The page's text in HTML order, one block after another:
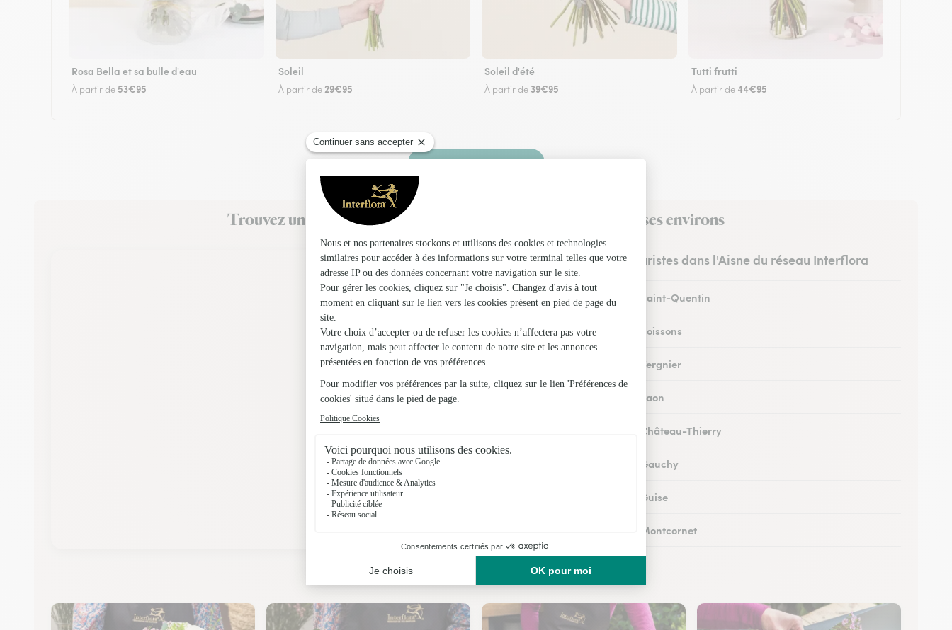
Rosa Bella et sa bulle d'eau
À partir de 53€95
Soleil
À partir de 29€95
Soleil d'été
À partir de 39€95
Tutti frutti
À partir de44€95
Faire livrer des fleurs
Trouvez un fleuriste Interflora à Villeneuve-sur-Aisne et dans ses environs
Les fleuristes dans l'Aisne du réseau Interflora
Fleuristes à Saint-Quentin
Fleuristes à Soissons
Fleuristes à Tergnier
Fleuristes à Laon
Fleuristes à Château-Thierry
Fleuristes à Gauchy
Fleuristes à Guise
Fleuristes à Montcornet
Nos fleuristes à Villeneuve-sur-Aisne